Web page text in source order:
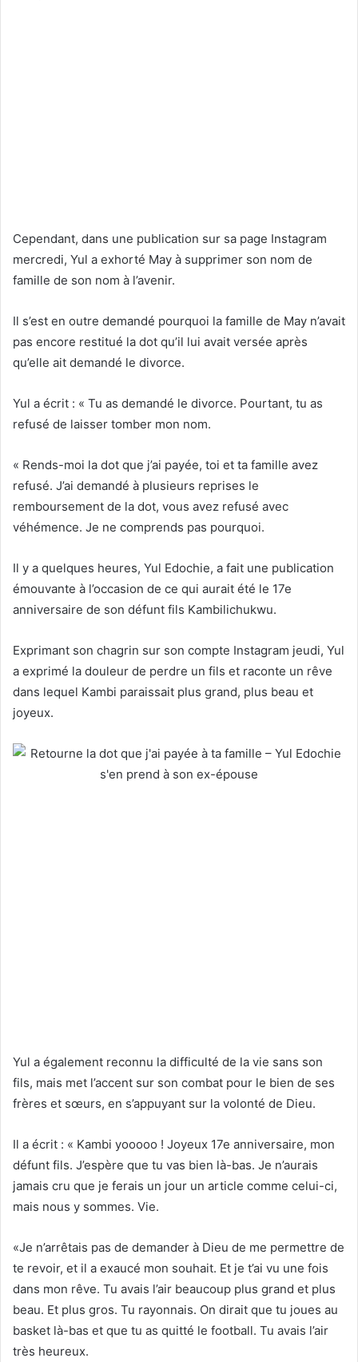
Cependant, dans une publication sur sa page Instagram
mercredi, Yul a exhorté May à supprimer son nom de
famille de son nom à l’avenir.
Il s’est en outre demandé pourquoi la famille de May n’avait
pas encore restitué la dot qu’il lui avait versée après
qu’elle ait demandé le divorce.
Yul a écrit : « Tu as demandé le divorce. Pourtant, tu as
refusé de laisser tomber mon nom.
« Rends-moi la dot que j’ai payée, toi et ta famille avez
refusé. J’ai demandé à plusieurs reprises le
remboursement de la dot, vous avez refusé avec
véhémence. Je ne comprends pas pourquoi.
Il y a quelques heures, Yul Edochie, a fait une publication
émouvante à l’occasion de ce qui aurait été le 17e
anniversaire de son défunt fils Kambilichukwu.
Exprimant son chagrin sur son compte Instagram jeudi, Yul
a exprimé la douleur de perdre un fils et raconte un rêve
dans lequel Kambi paraissait plus grand, plus beau et
joyeux.
Yul a également reconnu la difficulté de la vie sans son
fils, mais met l’accent sur son combat pour le bien de ses
frères et sœurs, en s’appuyant sur la volonté de Dieu.
Il a écrit : « Kambi yooooo ! Joyeux 17e anniversaire, mon
défunt fils. J’espère que tu vas bien là-bas. Je n’aurais
jamais cru que je ferais un jour un article comme celui-ci,
mais nous y sommes. Vie.
«Je n’arrêtais pas de demander à Dieu de me permettre de
te revoir, et il a exaucé mon souhait. Et je t’ai vu une fois
dans mon rêve. Tu avais l’air beaucoup plus grand et plus
beau. Et plus gros. Tu rayonnais. On dirait que tu joues au
basket là-bas et que tu as quitté le football. Tu avais l’air
très heureux.